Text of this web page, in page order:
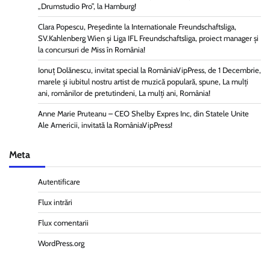
„Drumstudio Pro”, la Hamburg!
Clara Popescu, Președinte la Internationale Freundschaftsliga,
SV.Kahlenberg Wien şi Liga IFL Freundschaftsliga, proiect manager și
la concursuri de Miss în România!
Ionuț Dolănescu, invitat special la RomâniaVipPress, de 1 Decembrie,
marele și iubitul nostru artist de muzică populară, spune, La mulți
ani, românilor de pretutindeni, La mulți ani, România!
Anne Marie Pruteanu – CEO Shelby Expres Inc, din Statele Unite
Ale Americii, invitată la RomâniaVipPress!
Meta
Autentificare
Flux intrări
Flux comentarii
WordPress.org